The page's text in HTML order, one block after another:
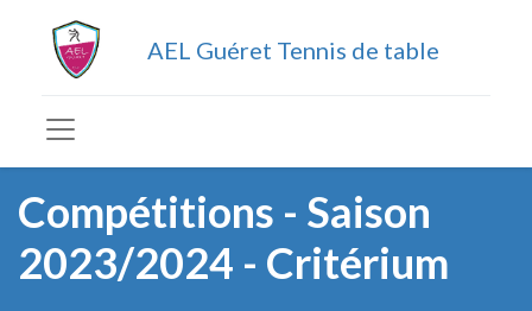
AEL Guéret Tennis de table
Compétitions - Saison
2023/2024 - Critérium